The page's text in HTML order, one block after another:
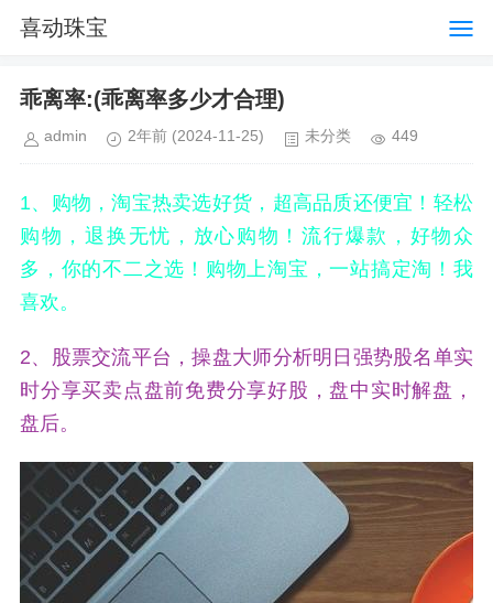
喜动珠宝
乖离率:(乖离率多少才合理)
admin 2年前 (2024-11-25) 未分类 449
1、购物，淘宝热卖选好货，超高品质还便宜！轻松
购物，退换无忧，放心购物！流行爆款，好物众
多，你的不二之选！购物上淘宝，一站搞定淘！我
喜欢。
2、股票交流平台，操盘大师分析明日强势股名单实
时分享买卖点盘前免费分享好股，盘中实时解盘，
盘后。